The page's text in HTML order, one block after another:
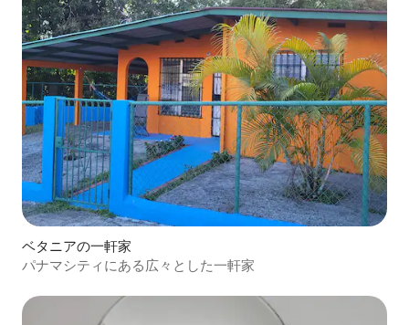
ベタニアの一軒家
パナマシティにある広々とした一軒家